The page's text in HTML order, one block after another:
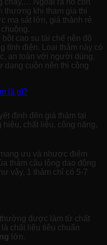
cháy,… Ngoài ra nó còn
thương khi tham gia thi
ma sát lớn, giá thành rẻ
cao su tái chế nên độ
tĩnh điện. Loại thảm này có
an toàn với người dùng.
dạng cuộn nên thi công
là gì?
định đến giá thảm tại
chất liệu, công năng,
ưu và nhược điểm
thảm cầu lông dao động
vậy, 1 thảm chỉ có 5-7
được làm từ chất
chất liệu tiêu chuẩn
lớn.